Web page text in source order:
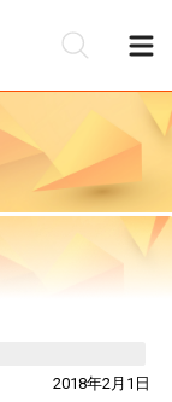
2018年2月1日